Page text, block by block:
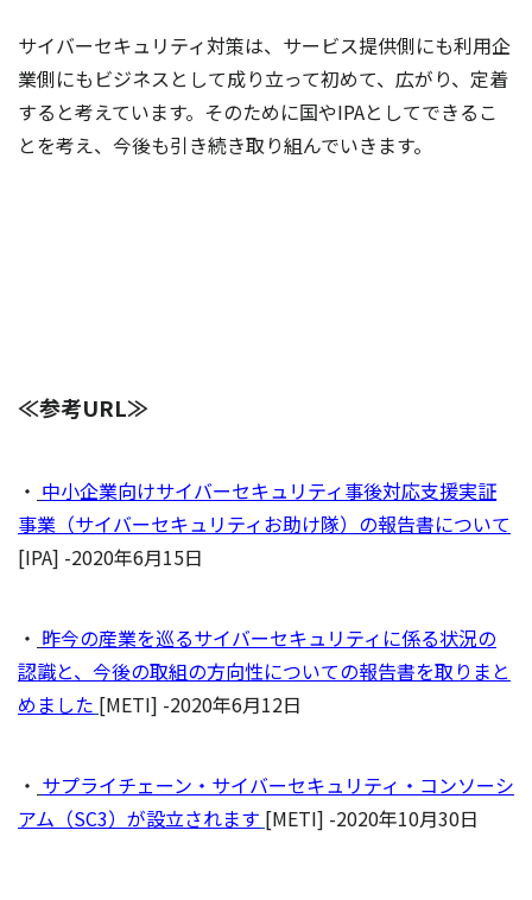
サイバーセキュリティ対策は、サービス提供側にも利用企
業側にもビジネスとして成り立って初めて、広がり、定着
すると考えています。そのために国やIPAとしてできるこ
とを考え、今後も引き続き取り組んでいきます。
≪参考URL≫
・ 中小企業向けサイバーセキュリティ事後対応支援実証
事業（サイバーセキュリティお助け隊）の報告書について
[IPA] -2020年6月15日
・ 昨今の産業を巡るサイバーセキュリティに係る状況の
認識と、今後の取組の方向性についての報告書を取りまと
めました [METI] -2020年6月12日
・ サプライチェーン・サイバーセキュリティ・コンソーシ
アム（SC3）が設立されます [METI] -2020年10月30日